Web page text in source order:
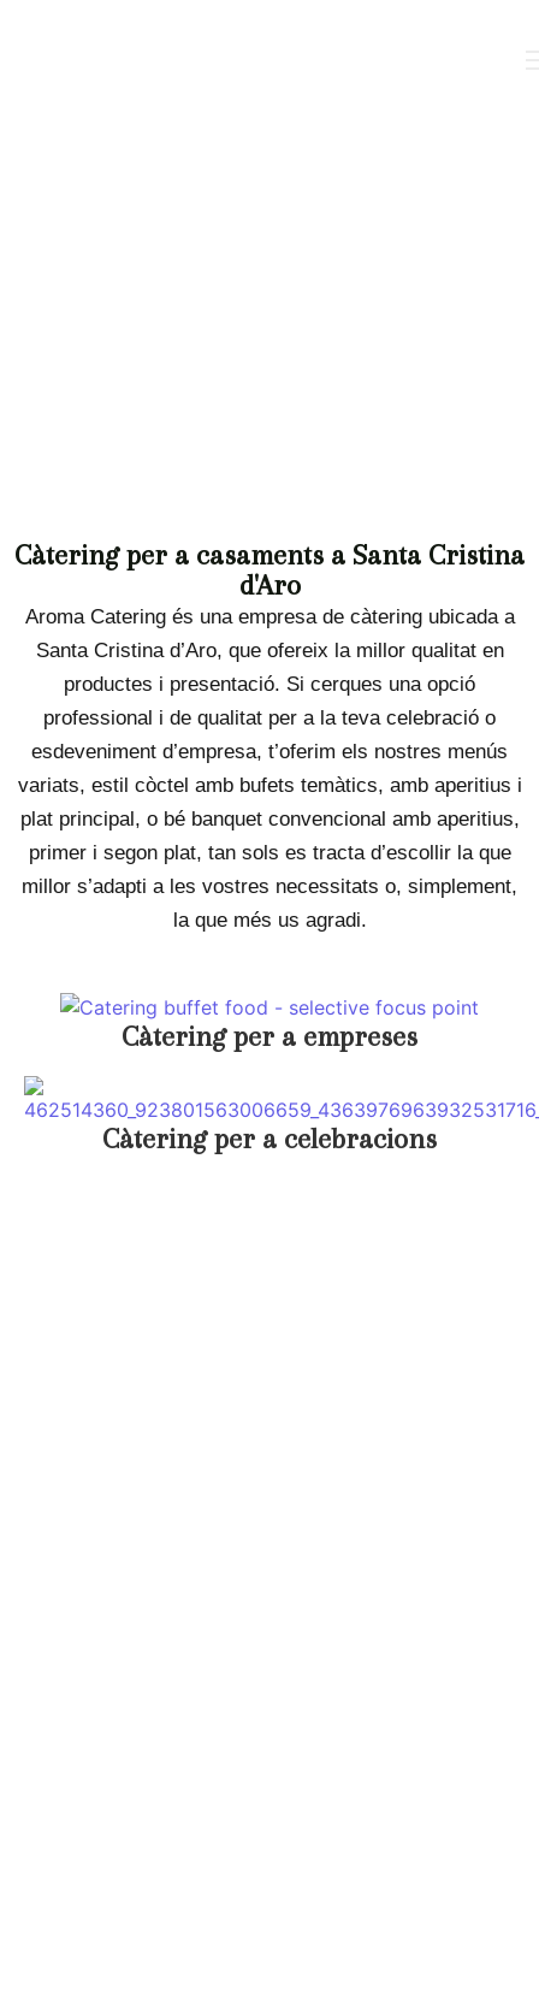
Càtering per a casaments a Santa Cristina
d'Aro
Aroma Catering és una empresa de càtering ubicada a
Santa Cristina d’Aro, que ofereix la millor qualitat en
productes i presentació. Si cerques una opció
professional i de qualitat per a la teva celebració o
esdeveniment d’empresa, t’oferim els nostres menús
variats, estil còctel amb bufets temàtics, amb aperitius i
plat principal, o bé banquet convencional amb aperitius,
primer i segon plat, tan sols es tracta d’escollir la que
millor s’adapti a les vostres necessitats o, simplement,
la que més us agradi.
Càtering per a empreses
Càtering per a celebracions